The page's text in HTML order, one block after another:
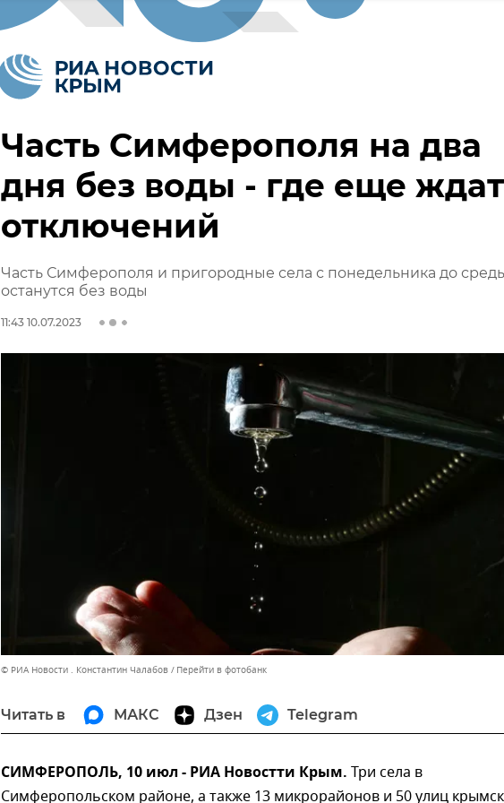
Часть Симферополя на два
дня без воды - где еще
отключений
Часть Симферополя и пригородные села с понедельника до
останутся без воды
11:43 10.07.2023
© РИА Новости . Константин Чалабов Перейти в фотобанк
Читать в МАКС Дзен Telegram
СИМФЕРОПОЛЬ, 10 июл - РИА Новостти Крым. Три села в
Симферопольском районе, а также 13 микрорайонов и 50 улиц